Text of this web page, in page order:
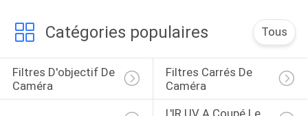
Catégories populaires Tous
Filtres D'objectif De
Caméra
Filtres Carrés De
Caméra